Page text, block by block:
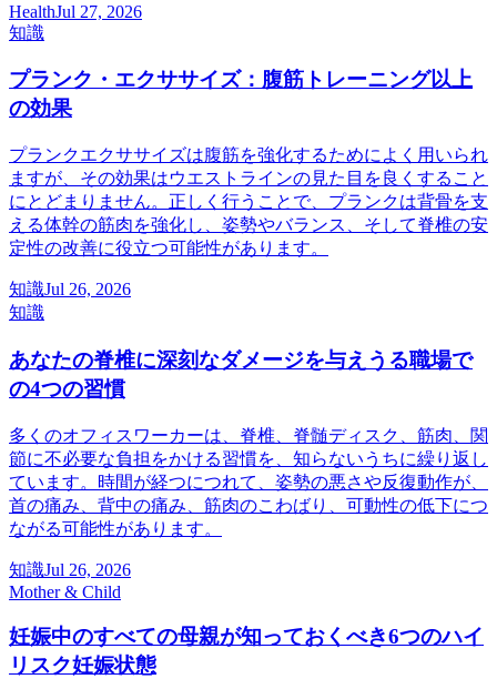
HealthJul 27, 2026
知識
プランク・エクササイズ：腹筋トレーニング以上
の効果
プランクエクササイズは腹筋を強化するためによく用いられ
ますが、その効果はウエストラインの見た目を良くすること
にとどまりません。正しく行うことで、プランクは背骨を支
える体幹の筋肉を強化し、姿勢やバランス、そして脊椎の安
定性の改善に役立つ可能性があります。
知識Jul 26, 2026
知識
あなたの脊椎に深刻なダメージを与えうる職場で
の4つの習慣
多くのオフィスワーカーは、脊椎、脊髄ディスク、筋肉、関
節に不必要な負担をかける習慣を、知らないうちに繰り返し
ています。時間が経つにつれて、姿勢の悪さや反復動作が、
首の痛み、背中の痛み、筋肉のこわばり、可動性の低下につ
ながる可能性があります。
知識Jul 26, 2026
Mother & Child
妊娠中のすべての母親が知っておくべき6つのハイ
リスク妊娠状態